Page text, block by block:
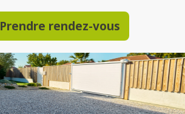
Prendre rendez-vous